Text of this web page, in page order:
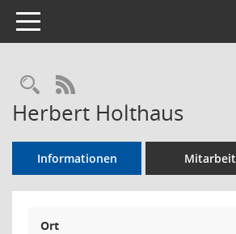
Toggle navigation
Rechercheauswahl
RSS-Feed
Herbert Holthaus
Informationen Mitarbeit
Ort